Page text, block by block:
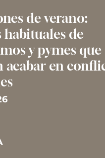
de verano:
habituales de
y pymes que
acabar en